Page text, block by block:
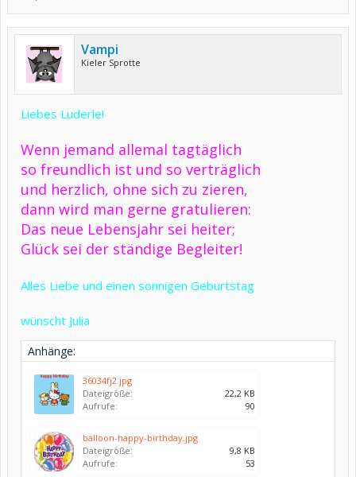
Vampi
Kieler Sprotte
Liebes Luderle!
Wenn jemand allemal tagtäglich
so freundlich ist und so verträglich
und herzlich, ohne sich zu zieren,
dann wird man gerne gratulieren:
Das neue Lebensjahr sei heiter;
Glück sei der ständige Begleiter!
Alles Liebe und einen sonnigen Geburtstag
wünscht Julia
Anhänge:
36034fj2.jpg
Dateigröße:
22,2 KB
Aufrufe:
90
balloon-happy-birthday.jpg
Dateigröße:
9,8 KB
Aufrufe:
53